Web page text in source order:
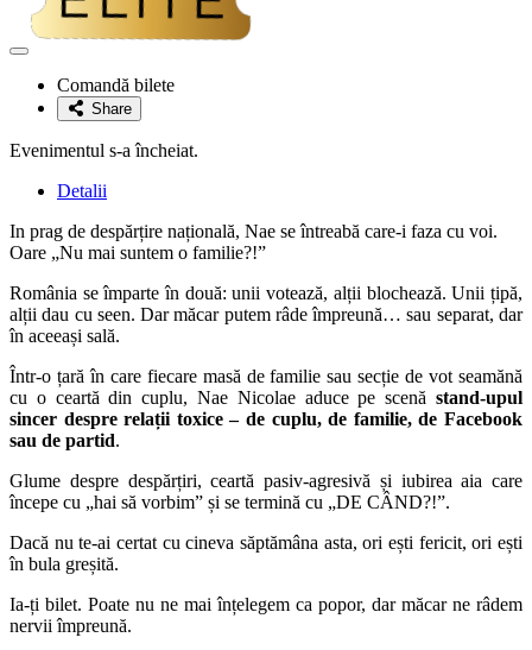
Adaugă
favoriteComandă bilete
Share
Evenimentul s-a încheiat.
Detalii
In prag de despărțire națională, Nae se întreabă care-i faza cu voi.
Oare „Nu mai suntem o familie?!”
România se împarte în două: unii votează, alții blochează. Unii țipă,
alții dau cu seen. Dar măcar putem râde împreună… sau separat, dar
în aceeași sală.
Într-o țară în care fiecare masă de familie sau secție de vot seamănă
cu o ceartă din cuplu, Nae Nicolae aduce pe scenă stand-upul
sincer despre relații toxice – de cuplu, de familie, de Facebook
sau de partid.
Glume despre despărțiri, ceartă pasiv-agresivă și iubirea aia care
începe cu „hai să vorbim” și se termină cu „DE CÂND?!”.
Dacă nu te-ai certat cu cineva săptămâna asta, ori ești fericit, ori ești
în bula greșită.
Ia-ți bilet. Poate nu ne mai înțelegem ca popor, dar măcar ne râdem
nervii împreună.